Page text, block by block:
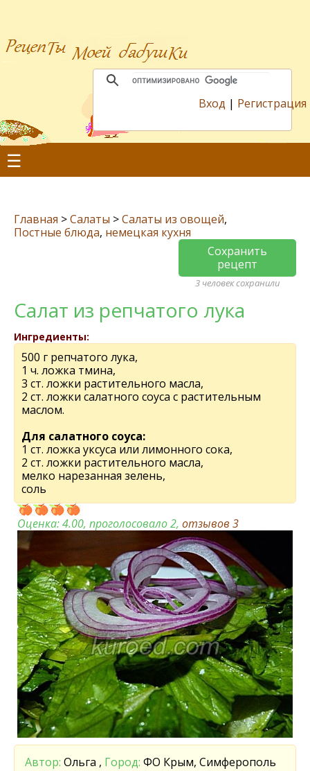
Вход | Регистрация
☰
Главная >Салаты >Салаты из овощей,
Постные блюда, немецкая кухня
Сохранить
рецепт
3 человек сохранили
Салат из репчатого лука
Ингредиенты:
500 г репчатого лука,
1 ч. ложка тмина,
3 ст. ложки растительного масла,
2 ст. ложки салатного соуса с растительным
маслом.
Для салатного соуса:
1 ст. ложка уксуса или лимонного сока,
2 ст. ложки растительного масла,
мелко нарезанная зелень,
соль
Оценка:4.00, проголосовало 2, отзывов 3
Автор: Ольга , Город: ФО Крым, Симферополь